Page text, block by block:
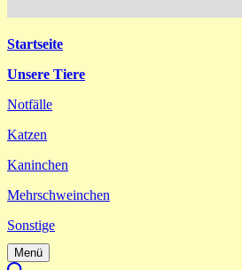
Startseite
Unsere Tiere
Notfälle
Katzen
Kaninchen
Mehrschweinchen
Sonstige
Menü